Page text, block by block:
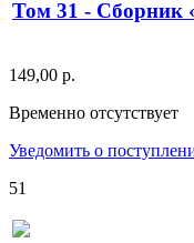
Том 31 - Сборник
149,00 р.
Временно отсутствует
Уведомить о
51